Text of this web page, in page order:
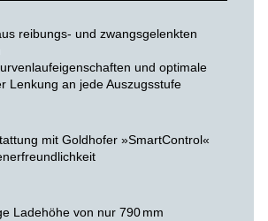
reibungs- und zwangsgelenkten
und optimale
Lenkung an jede Auszugsstufe
mit Goldhofer »SmartControl«
Ladehöhe von nur 790 mm